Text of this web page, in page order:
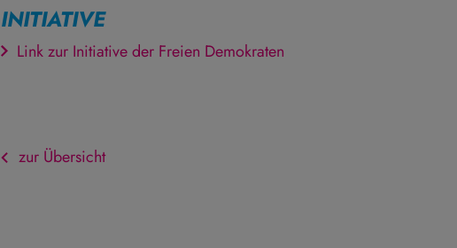
INITIATIVE
Link zur Initiative der Freien Demokraten
zur Übersicht